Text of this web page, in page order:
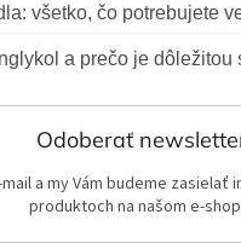
všetko, čo potrebujete
a prečo je dôležitou
Odoberať
a my Vám budeme zasielať
produktoch na našom e-